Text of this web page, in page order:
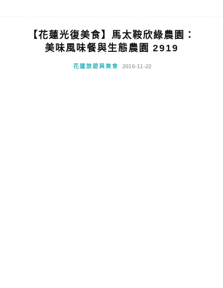
【花蓮光復美食】馬太鞍欣綠農園：
美味風味餐與生態農園 2919
花蓮旅遊與美食 2016-11-22